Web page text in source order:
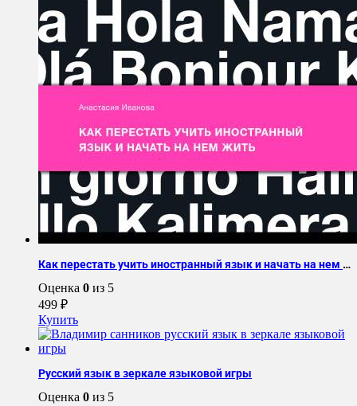
Как перестать учить иностранный язык и начать на нем жить
Оценка 0 из 5
499 ₽
Купить
Русский язык в зеркале языковой игры
Оценка 0 из 5